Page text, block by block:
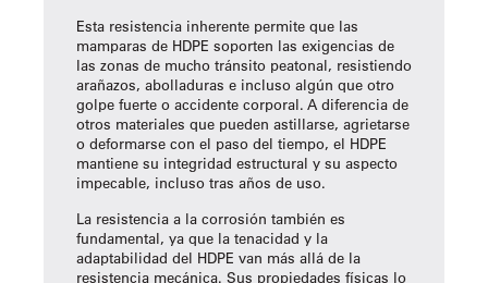
Esta resistencia inherente permite que las
mamparas de HDPE soporten las exigencias de
las zonas de mucho tránsito peatonal, resistiendo
arañazos, abolladuras e incluso algún que otro
golpe fuerte o accidente corporal. A diferencia de
otros materiales que pueden astillarse, agrietarse
o deformarse con el paso del tiempo, el HDPE
mantiene su integridad estructural y su aspecto
impecable, incluso tras años de uso.
La resistencia a la corrosión también es
fundamental, ya que la tenacidad y la
adaptabilidad del HDPE van más allá de la
resistencia mecánica. Sus propiedades físicas lo